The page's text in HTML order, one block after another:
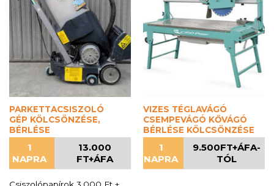
PARKETTACSISZOLÓ
GÉP KÖLCSÖNZÉSE,
BÉRLÉSE
1
NAPRA
13.000
FT+ÁFA
Csiszolópapírok 3.000 Ft +
VIZES TÉGLAVÁGÓ
CSEMPEVÁGÓ KŐVÁGÓ
BÉRLÉSE KÖLCSÖNZÉSE
1
NAPRA
9.500FT+ÁFA-
TÓL